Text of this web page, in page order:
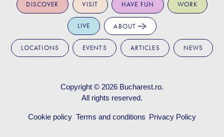
DISCOVER VISIT HAVE FUN WORK
LIVE ABOUT
LOCATIONS EVENTS ARTICLES NEWS
Copyright © 2026 Bucharest.ro.
All rights reserved.
Cookie policy Terms and conditions Privacy Policy